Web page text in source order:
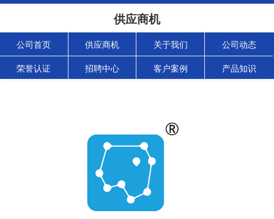
供应商机
公司首页 供应商机 关于我们 公司动态
荣誉认证 招聘中心 客户案例 产品知识